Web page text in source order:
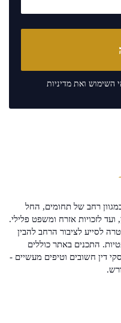
השימוש ואת מדיניות
רחב של תחומים, החל
ועד לזכויות אזרח ומשפט פלילי.
לסייע לציבור הרחב להבין
התכנים באתר כוללים
דין חשובים וטיפים מעשיים -